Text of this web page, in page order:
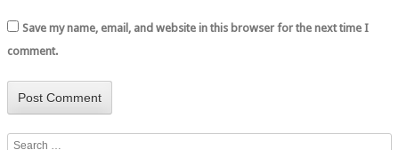
Save my name, email, and website in this browser for the next time I
comment.
Search